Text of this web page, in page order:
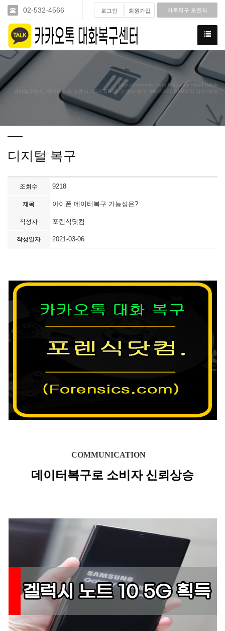
02-532-4566 로그인 회원가입 카톡복구 포렌식
Digital-Forensic Data Recovery /Hard Ddisk
모바일포렌식, 하드디스크 포렌식, USB STICK 포렌식 복구, MEMORY CARD 외 다수 매체
디지털 복구
조회수 9218
제목 아이폰 데이터복구 가능성은?
작성자 포렌식닷컴
작성일자 2021-03-06
COMMUNICATION
데이터복구로 소비자 신뢰상승